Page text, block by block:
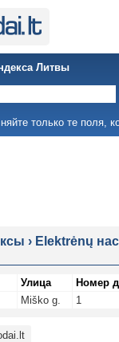
Литвы
только те поля,
› Elektrėnų
Улица Номер
Miško g. 1